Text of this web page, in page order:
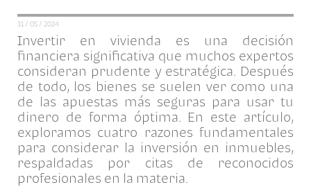
31 / 05 / 2024
Invertir en vivienda es una decisión
financiera significativa que muchos expertos
consideran prudente y estratégica. Después
de todo, los bienes se suelen ver como una
de las apuestas más seguras para usar tu
dinero de forma óptima. En este artículo,
exploramos cuatro razones fundamentales
para considerar la inversión en inmuebles,
respaldadas por citas de reconocidos
profesionales en la materia.